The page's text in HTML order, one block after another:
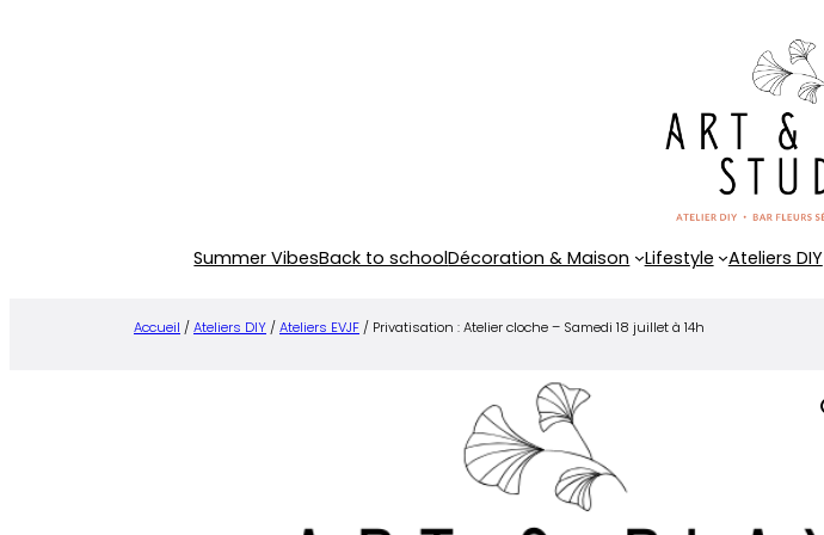
Summer VibesBack to schoolDécoration & Maison Lifestyle Ateliers DIY
Accueil /Ateliers DIY /Ateliers EVJF / Privatisation : Atelier cloche – Samedi 18 juillet à 14h